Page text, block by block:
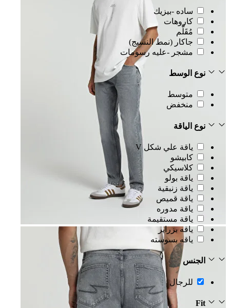
ساده -بيزيك
كاروهات
مُقَلَّم
جاكار (نمط النسيج)
مشجر -عليه رسومات
نوع الوسط
متوسط
منخفض
نوع الياقة
ياقة علي شكل V
كابيشو
كلاسيكي
ياقة بولو
ياقة زنبقية
ياقة قميص
ياقة مدوره
ياقة مستقيمة
ياقه بزراير
ياقه بسوسته
الجنس
للرجال
Fit